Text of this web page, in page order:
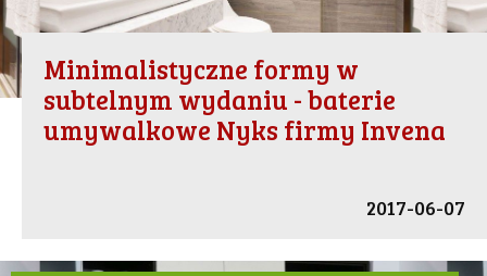
Minimalistyczne formy w
subtelnym wydaniu - baterie
umywalkowe Nyks firmy Invena
2017-06-07